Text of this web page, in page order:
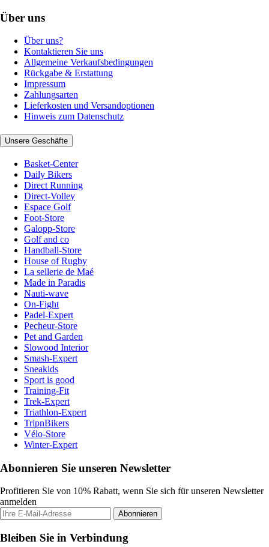
Über uns
Über uns?
Kontaktieren Sie uns
Allgemeine Verkaufsbedingungen
Rückgabe & Erstattung
Impressum
Zahlungsarten
Lieferkosten und Versandoptionen
Hinweis zum Datenschutz
Unsere Geschäfte
Basket-Center
Daily Bikers
Direct Running
Direct-Volley
Espace Golf
Foot-Store
Galopp-Store
Golf and co
Handball-Store
House of Rugby
La sellerie de Maé
Made in Paradis
Nauti-wave
On-Fight
Padel-Expert
Pecheur-Store
Pet and Garden
Slowood Interior
Smash-Expert
Sneakids
Sport is good
Training-Fit
Trek-Expert
Triathlon-Expert
TripnBikers
Vélo-Store
Winter-Expert
Abonnieren Sie unseren Newsletter
Profitieren Sie von 10% Rabatt, wenn Sie sich für unseren Newsletter
anmelden
Abonnieren
Bleiben Sie in Verbindung